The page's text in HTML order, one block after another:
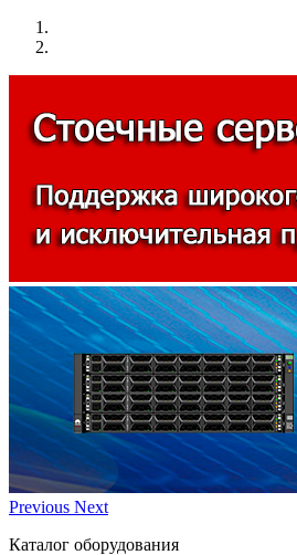
Previous Next
Каталог оборудования